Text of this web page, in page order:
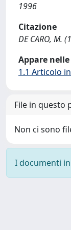
1996
Citazione
DE CARO, M.
Appare
1.1 Articolo
File in questo
Non ci sono
I documenti